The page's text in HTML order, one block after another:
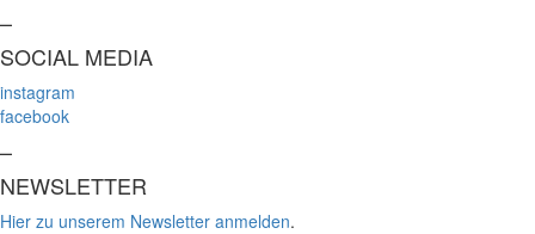
–
SOCIAL MEDIA
instagram
facebook
–
NEWSLETTER
Hier zu unserem Newsletter anmelden.